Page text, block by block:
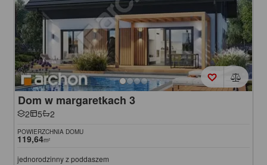
Dom w margaretkach 3
2 5 2
POWIERZCHNIA DOMU
119,64m²
jednorodzinny z poddaszem